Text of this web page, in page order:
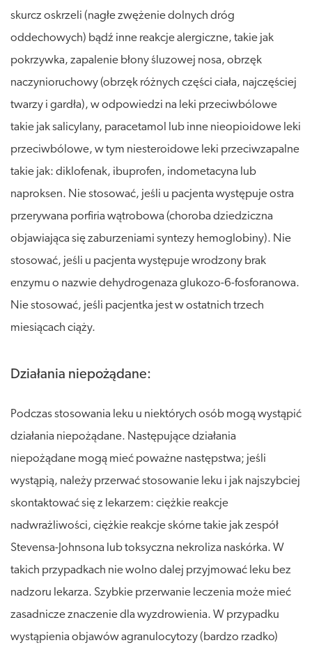
skurcz oskrzeli (nagłe zwężenie dolnych dróg
oddechowych) bądź inne reakcje alergiczne, takie jak
pokrzywka, zapalenie błony śluzowej nosa, obrzęk
naczynioruchowy (obrzęk różnych części ciała, najczęściej
twarzy i gardła), w odpowiedzi na leki przeciwbólowe
takie jak salicylany, paracetamol lub inne nieopioidowe leki
przeciwbólowe, w tym niesteroidowe leki przeciwzapalne
takie jak: diklofenak, ibuprofen, indometacyna lub
naproksen. Nie stosować, jeśli u pacjenta występuje ostra
przerywana porfiria wątrobowa (choroba dziedziczna
objawiająca się zaburzeniami syntezy hemoglobiny). Nie
stosować, jeśli u pacjenta występuje wrodzony brak
enzymu o nazwie dehydrogenaza glukozo-6-fosforanowa.
Nie stosować, jeśli pacjentka jest w ostatnich trzech
miesiącach ciąży.
Działania niepożądane:
Podczas stosowania leku u niektórych osób mogą wystąpić
działania niepożądane. Następujące działania
niepożądane mogą mieć poważne następstwa; jeśli
wystąpią, należy przerwać stosowanie leku i jak najszybciej
skontaktować się z lekarzem: ciężkie reakcje
nadwrażliwości, ciężkie reakcje skórne takie jak zespół
Stevensa-Johnsona lub toksyczna nekroliza naskórka. W
takich przypadkach nie wolno dalej przyjmować leku bez
nadzoru lekarza. Szybkie przerwanie leczenia może mieć
zasadnicze znaczenie dla wyzdrowienia. W przypadku
wystąpienia objawów agranulocytozy (bardzo rzadko)